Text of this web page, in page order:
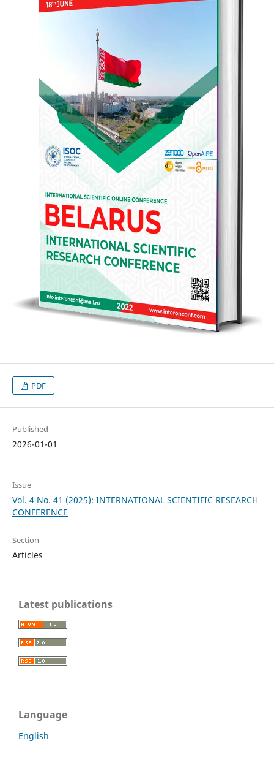
PDF
Published
2026-01-01
Issue
Vol. 4 No. 41 (2025): INTERNATIONAL SCIENTIFIC RESEARCH
CONFERENCE
Section
Articles
Latest publications
Language
English